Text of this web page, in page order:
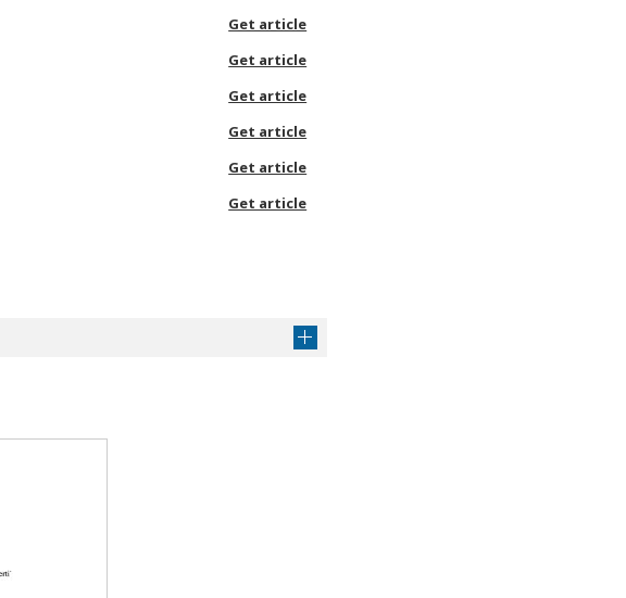
Get article
Get article
Get article
Get article
Get article
Get article